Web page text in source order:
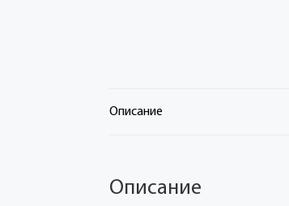
Описание
Описание